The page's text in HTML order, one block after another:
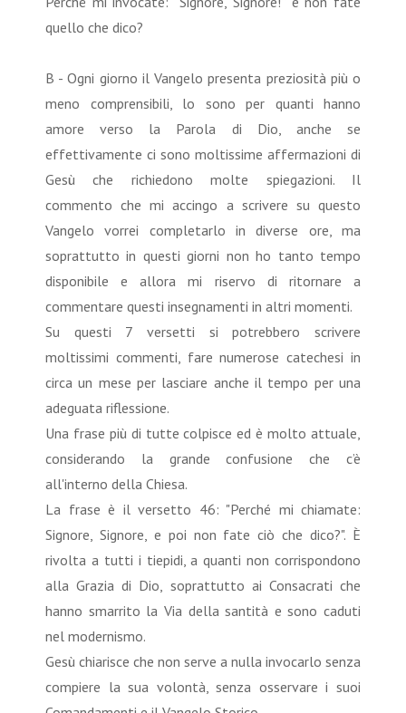
quello che dico?
B - Ogni giorno il Vangelo presenta preziosità più o
meno comprensibili, lo sono per quanti hanno
amore verso la Parola di Dio, anche se
effettivamente ci sono moltissime affermazioni di
Gesù che richiedono molte spiegazioni. Il
commento che mi accingo a scrivere su questo
Vangelo vorrei completarlo in diverse ore, ma
soprattutto in questi giorni non ho tanto tempo
disponibile e allora mi riservo di ritornare a
commentare questi insegnamenti in altri momenti.
Su questi 7 versetti si potrebbero scrivere
moltissimi commenti, fare numerose catechesi in
circa un mese per lasciare anche il tempo per una
adeguata riflessione.
Una frase più di tutte colpisce ed è molto attuale,
considerando la grande confusione che c’è
all'interno della Chiesa.
La frase è il versetto 46: "Perché mi chiamate:
Signore, Signore, e poi non fate ciò che dico?". È
rivolta a tutti i tiepidi, a quanti non corrispondono
alla Grazia di Dio, soprattutto ai Consacrati che
hanno smarrito la Via della santità e sono caduti
nel modernismo.
Gesù chiarisce che non serve a nulla invocarlo senza
compiere la sua volontà, senza osservare i suoi